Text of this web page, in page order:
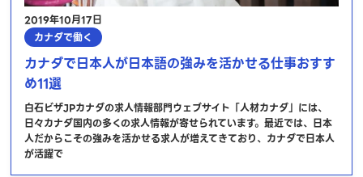
2019年10月17日
カナダで働く
カナダで日本人が日本語の強みを活かせる仕事おすす
め11選
白石ビザJPカナダの求人情報部門ウェブサイト「人材カナダ」には、
日々カナダ国内の多くの求人情報が寄せられています。最近では、日本
人だからこその強みを活かせる求人が増えてきており、カナダで日本人
が活躍で